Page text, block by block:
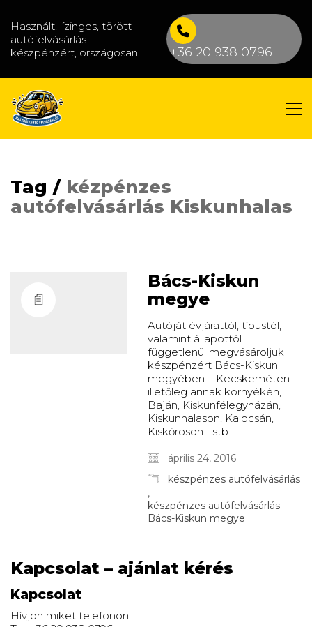
Használt, lízinges, törött
autófelvásárlás
készpénzért, országosan!
+36 20 938 0796
Tag / kézpénzes
autófelvásárlás Kiskunhalas
Bács-Kiskun
megye
Autóját évjárattól, típustól,
valamint állapottól
függetlenül megvásároljuk
készpénzért Bács-Kiskun
megyében – Kecskeméten
illetőleg annak környékén,
Baján, Kiskunfélegyházán,
Kiskunhalason, Kalocsán,
Kiskőrösön… stb.
április 24, 2016
készpénzes autófelvásárlás
,
készpénzes autófelvásárlás
Bács-Kiskun megye
Kapcsolat – ajánlat kérés
Kapcsolat
Hívjon miket telefonon: